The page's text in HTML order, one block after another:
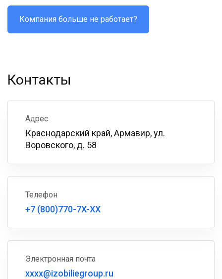
Компания больше не работает?
Контакты
Адрес
Краснодарский край, Армавир, ул.
Воровского, д. 58
Телефон
+7 (800)770-7X-XX
Электронная почта
xxxx@izobiliegroup.ru